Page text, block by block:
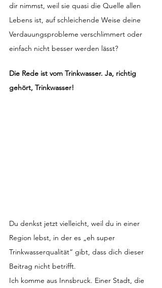
dir nimmst, weil sie quasi die Quelle allen
Lebens ist, auf schleichende Weise deine
Verdauungsprobleme verschlimmert oder
einfach nicht besser werden lässt?
Die Rede ist vom Trinkwasser. Ja, richtig
gehört, Trinkwasser!
Du denkst jetzt vielleicht, weil du in einer
Region lebst, in der es „eh super
Trinkwasserqualität“ gibt, dass dich dieser
Beitrag nicht betrifft.
Ich komme aus Innsbruck. Einer Stadt, die